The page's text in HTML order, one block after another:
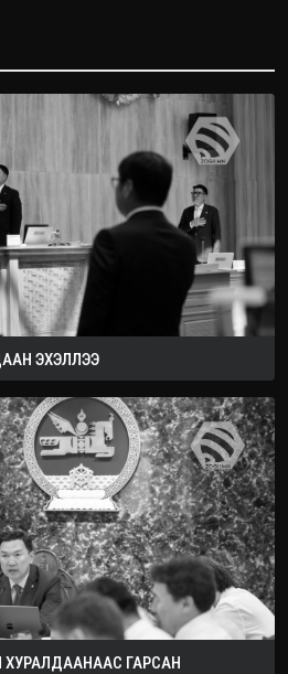
ЭХЭЛЛЭЭ
ХУРАЛДААНААС ГАРСАН